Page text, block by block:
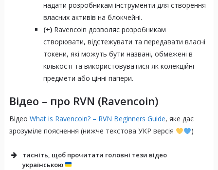
надати розробникам інструменти для створення
власних активів на блокчейні.
(+)Ravencoin дозволяє розробникам
створювати, відстежувати та передавати власні
токени, які можуть бути названі, обмежені в
кількості та використовуватися як колекційні
предмети або цінні папери.
Відео – про RVN (Ravencoin)
Відео What is Ravencoin? – RVN Beginners Guide, яке дає
зрозуміле пояснення (нижче текстова УКР версія
)
тисніть, щоб прочитати головні тези відео
українською